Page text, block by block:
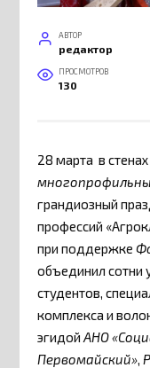
АВТОР
редактор
ПРОСМОТРОВ
130
28 марта в
грандиозный
профессий
при поддержке
объединил сотни
студентов,
комплекса и
эгидойАНО
Первомайский»,